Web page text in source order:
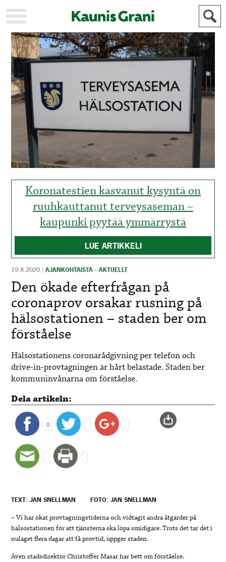
KAUPUNKI
STADEN
AJANKOHTAISTA
AKTUELLT
URHEILU
KULTTUURI
KULTUR
HISTORIA
HISTORIA
YLEINEN
MAINOSTAJILLE
FÖR
ANNONSÖRER
Koronatestien kasvanut kysyntä on
ruuhkauttanut terveysaseman –
kaupunki pyytää ymmärrystä
LUE ARTIKKELI
19.8.2020 |AJANKOHTAISTA - AKTUELLT
Den ökade efterfrågan på
coronaprov orsakar rusning på
hälsostationen – staden ber om
förståelse
Hälsostationens coronarådgivning per telefon och
drive-in-provtagningen är hårt belastade. Staden ber
kommuninvånarna om förståelse.
Dela artikeln:
0
TEXT: JAN SNELLMAN FOTO: JAN SNELLMAN
– Vi har ökat provtagningstiderna och vidtagit andra åtgärder på
hälsostationen för att tjänsterna ska löpa smidigare. Trots det tar det i
nuläget flera dagar att få provtid, uppger staden.
Även stadsdirektör Christoffer Masar har bett om förståelse.